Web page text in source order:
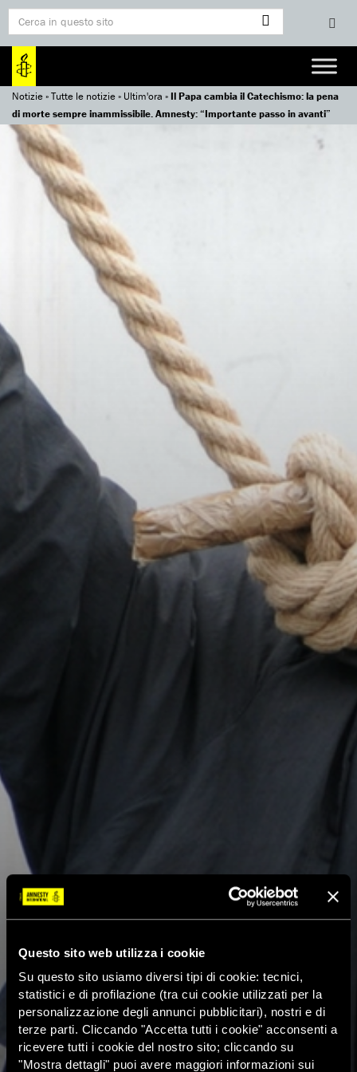
Questo sito web utilizza i cookie
Su questo sito usiamo diversi tipi di cookie: tecnici,
statistici e di profilazione (tra cui cookie utilizzati per la
personalizzazione degli annunci pubblicitari), nostri e di
terze parti. Cliccando "Accetta tutti i cookie" acconsenti a
ricevere tutti i cookie del nostro sito; cliccando su
"Mostra dettagli" puoi avere maggiori informazioni sui
Notizie»Tutte le notizie» Ultim'ora »Il Papa cambia il Catechismo: la pena
di morte sempre inammissibile. Amnesty: “Importante passo in avanti”